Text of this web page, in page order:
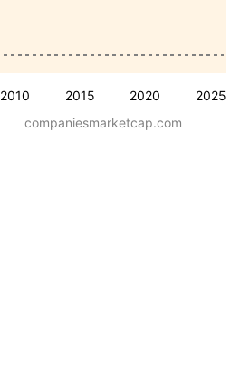
2010 2015 2020 2025
companiesmarketcap.com